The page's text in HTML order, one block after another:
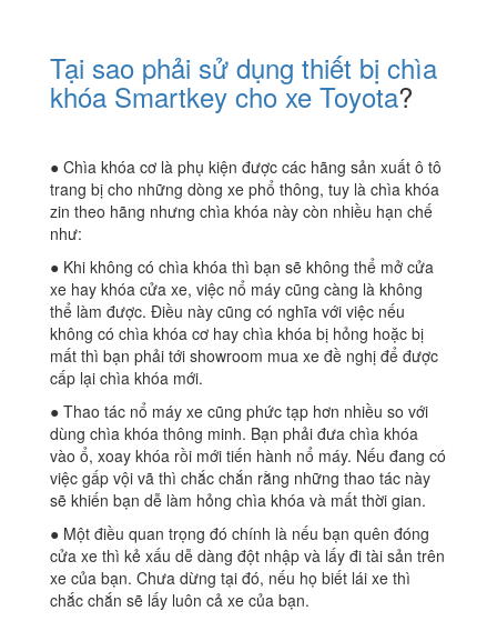
Tại sao phải sử dụng thiết bị chìa
khóa Smartkey cho xe Toyota?
● Chìa khóa cơ là phụ kiện được các hãng sản xuất ô tô
trang bị cho những dòng xe phổ thông, tuy là chìa khóa
zin theo hãng nhưng chìa khóa này còn nhiều hạn chế
như:
● Khi không có chìa khóa thì bạn sẽ không thể mở cửa
xe hay khóa cửa xe, việc nổ máy cũng càng là không
thể làm được. Điều này cũng có nghĩa với việc nếu
không có chìa khóa cơ hay chìa khóa bị hỏng hoặc bị
mất thì bạn phải tới showroom mua xe đề nghị để được
cấp lại chìa khóa mới.
● Thao tác nổ máy xe cũng phức tạp hơn nhiều so với
dùng chìa khóa thông minh. Bạn phải đưa chìa khóa
vào ổ, xoay khóa rồi mới tiến hành nổ máy. Nếu đang có
việc gấp vội vã thì chắc chắn rằng những thao tác này
sẽ khiến bạn dễ làm hỏng chìa khóa và mất thời gian.
● Một điều quan trọng đó chính là nếu bạn quên đóng
cửa xe thì kẻ xấu dễ dàng đột nhập và lấy đi tài sản trên
xe của bạn. Chưa dừng tại đó, nếu họ biết lái xe thì
chắc chắn sẽ lấy luôn cả xe của bạn.